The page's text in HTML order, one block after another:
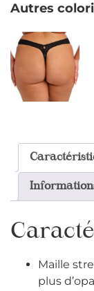
Autres
Maille
plus